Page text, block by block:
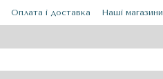
Оплата і доставка Наші магазини